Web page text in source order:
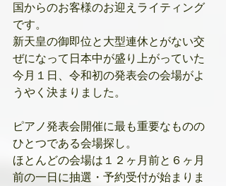
国からのお客様のお迎えライティング
です。
新天皇の御即位と大型連休とがない交
ぜになって日本中が盛り上がっていた
今月１日、令和初の発表会の会場がよ
うやく決まりました。
ピアノ発表会開催に最も重要なものの
ひとつである会場探し。
ほとんどの会場は１２ヶ月前と６ヶ月
前の一日に抽選・予約受付が始まりま